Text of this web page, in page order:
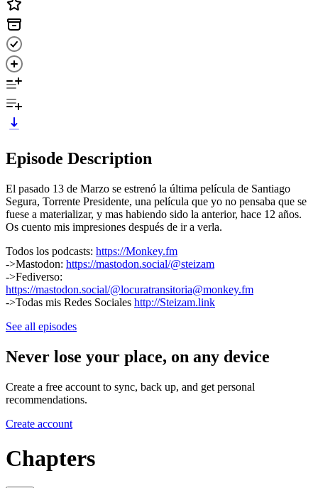
Episode Description
El pasado 13 de Marzo se estrenó la última película de Santiago
Segura, Torrente Presidente, una película que yo no pensaba que se
fuese a materializar, y mas habiendo sido la anterior, hace 12 años.
Os cuento mis impresiones después de ir a verla.
Todos los podcasts: https://Monkey.fm
->Mastodon: https://mastodon.social/@steizam
->Fediverso:
https://mastodon.social/@locuratransitoria@monkey.fm
->Todas mis Redes Sociales http://Steizam.link
See all episodes
Never lose your place, on any device
Create a free account to sync, back up, and get personal
recommendations.
Create account
Chapters